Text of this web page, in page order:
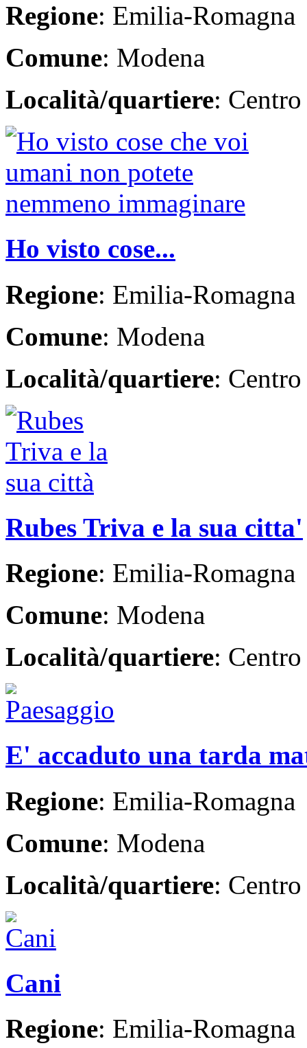
Regione: Emilia-Romagna
Comune: Modena
Località/quartiere:
Ho visto cose...
Regione: Emilia-Romagna
Comune: Modena
Località/quartiere:
Rubes Triva e la sua citta'
Regione: Emilia-Romagna
Comune: Modena
Località/quartiere:
E' accaduto una tarda
Regione: Emilia-Romagna
Comune: Modena
Località/quartiere:
Cani
Regione: Emilia-Romagna